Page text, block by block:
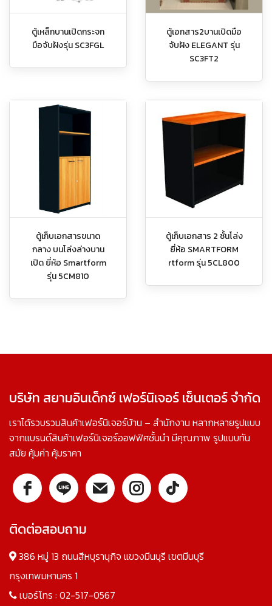
ตู้เหล็กบานเปิดกระจก
มือจับฝังรุ่น SC3FGL
ตู้เอกสาร2บานเปิดมือ
จับฝัง ELEGANT รุ่น
SC3FT2
ตู้เก็บเอกสารขนาด
กลาง บนโล่งล่างบาน
เปิด ยี่ห้อ Smartform
รุ่น 5CM810
ตู้เก็บเอกสาร 2 ชั้นโล่ง
ยี่ห้อ SMARTFORM
rtform รุ่น 5CL800
บริษัท สยามอินเด็กซ์ เฟอร์นิเจอร์ เซ็นเตอร์ จำกัด
เราได้รวบรวมสินค้าเฟอร์นิเจอร์บ้าน – สำนักงาน หลากหลายรูปแบบ
จากแบรนด์สินค้าเฟอร์นิเจอร์ออฟฟิศชั้นนำ มีคุณภาพ รูปแบบทัน
สมัย คุ้มค่า คุ้มราคา
ติดต่อสอบถาม
386 หมู่ 13 ถนนสีหบุรานุกิจ แขวงมีนบุรี เขตมีนบุรี
กรุงเทพมหานคร 1
เบอร์โทร : 02-517-0567